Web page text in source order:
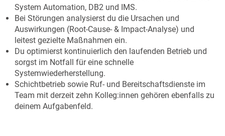
System Automation, DB2 und IMS.
Bei Störungen analysierst du die Ursachen und
Auswirkungen (Root-Cause- & Impact-Analyse) und
leitest gezielte Maßnahmen ein.
Du optimierst kontinuierlich den laufenden Betrieb und
sorgst im Notfall für eine schnelle
Systemwiederherstellung.
Schichtbetrieb sowie Ruf- und Bereitschaftsdienste im
Team mit derzeit zehn Kolleg:innen gehören ebenfalls zu
deinem Aufgabenfeld.